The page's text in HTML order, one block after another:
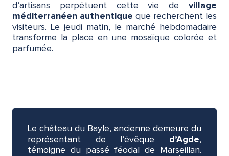
d’artisans perpétuent cette vie de village
méditerranéen authentique que recherchent les
visiteurs. Le jeudi matin, le marché hebdomadaire
transforme la place en une mosaïque colorée et
parfumée.
Le château du Bayle, ancienne demeure du
représentant de l’évêque d’Agde,
témoigne du passé féodal de Marseillan.